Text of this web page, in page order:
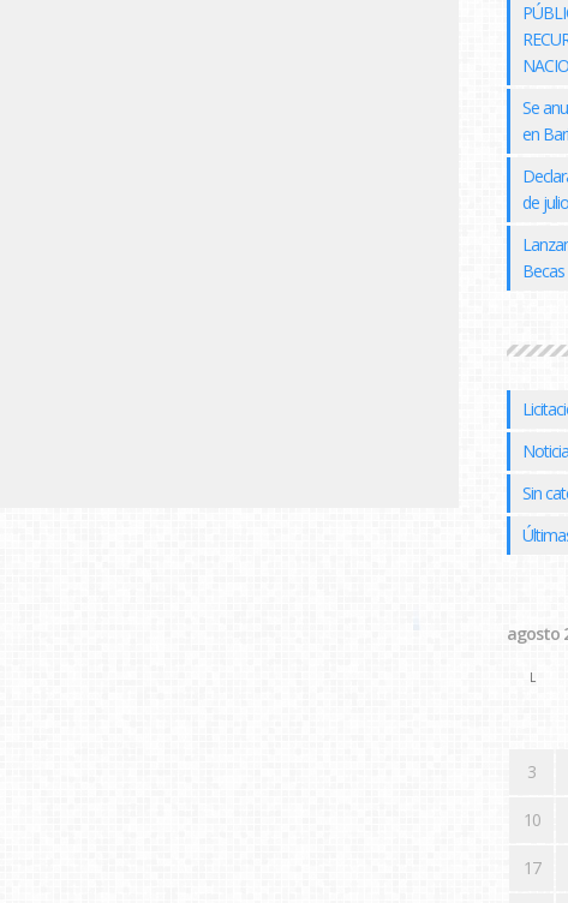
Se
en
de
Becas
Sin
agosto
L
3
10
17